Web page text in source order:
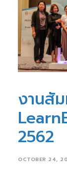
งานสั
2562
OCTOBER 24,